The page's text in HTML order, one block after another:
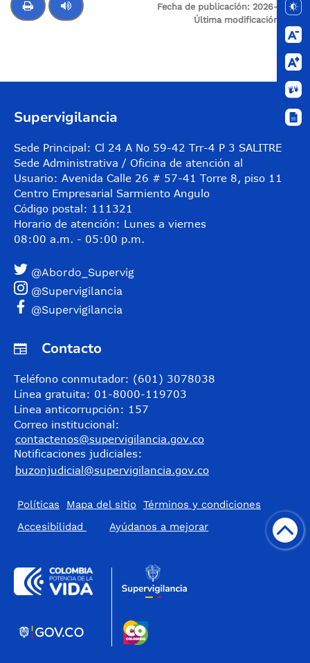
Fecha de publicación: 2026-01-15
Última modificación:
Supervigilancia
Sede Principal: Cl 24 A No 59-42 Trr-4 P 3 SALITRE
Sede Administrativa / Oficina de atención al
Usuario: Avenida Calle 26 # 57-41 Torre 8, piso 11
Centro Empresarial Sarmiento Angulo
Código postal: 111321
Horario de atención: Lunes a viernes
08:00 a.m. - 05:00 p.m.
@Abordo_Supervig
@Supervigilancia
@Supervigilancia
Contacto
Teléfono conmutador: (601) 3078038
Línea gratuita: 01-8000-119703
Línea anticorrupción: 157
Correo institucional:
contactenos@supervigilancia.gov.co
Notificaciones judiciales:
buzonjudicial@supervigilancia.gov.co
Políticas Mapa del sitio
Términos y condiciones
Accesibilidad
​Ayúdanos a mejorar